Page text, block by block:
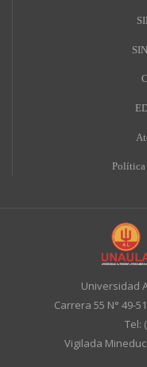
A
Política
Universidad
Carrera 55 N° 49-
Tel:
Vigilada